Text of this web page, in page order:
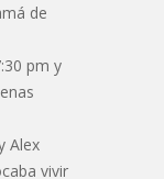
de
pm y
Alex
vivir